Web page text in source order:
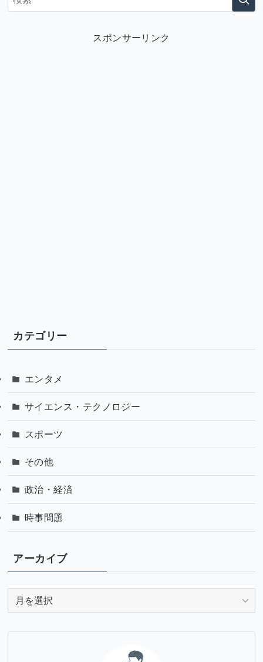
スポンサーリンク
カテゴリー
エンタメ
サイエンス・テクノロジー
スポーツ
その他
政治・経済
時事問題
アーカイブ